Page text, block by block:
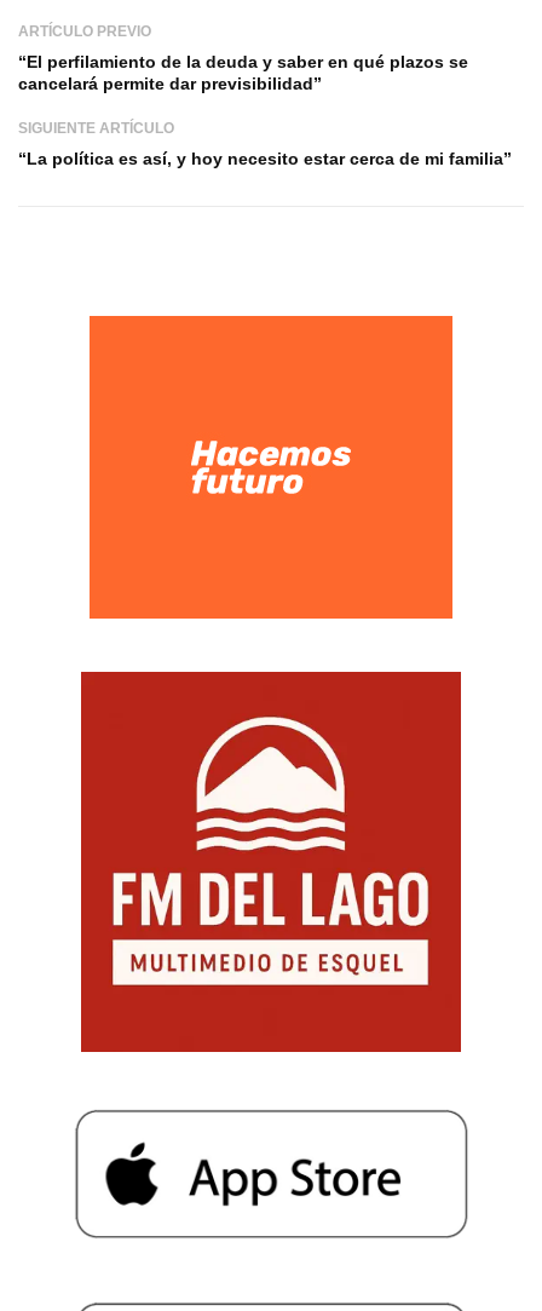
ARTÍCULO PREVIO
“El perfilamiento de la deuda y saber en qué plazos se
cancelará permite dar previsibilidad”
SIGUIENTE ARTÍCULO
“La política es así, y hoy necesito estar cerca de mi familia”